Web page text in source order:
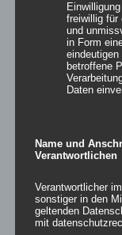
exclude-from-
exclude-from-
outofstock(0)
rated-1(0)
rated-2(1)
rated-3(0)
rated-4(1)
freiwillig für
und
in Form
betroffene
Daten
Name und
Verantwortlichen
Verantwortlicher
sonstiger in den
geltenden
mit